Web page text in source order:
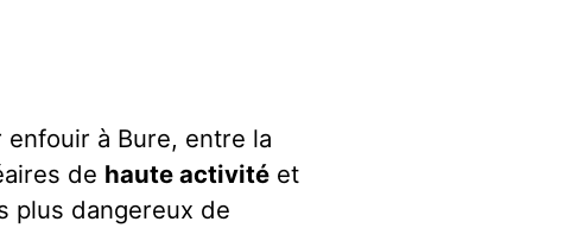
enfouir à Bure, entre la
de haute activité et
plus dangereux de